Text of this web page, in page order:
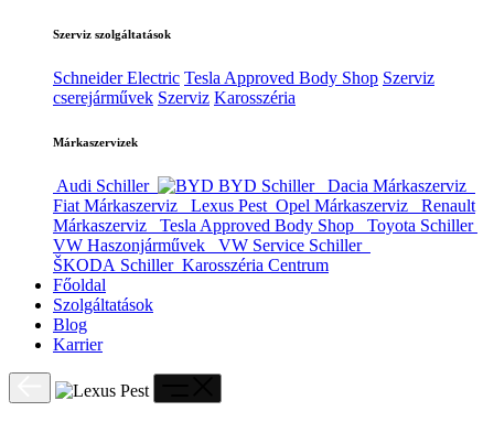
Szerviz szolgáltatások
Schneider Electric Tesla Approved Body Shop Szerviz
cserejárművek Szerviz Karosszéria
Márkaszervizek
Audi Schiller BYD Schiller
Dacia Márkaszerviz
Fiat Márkaszerviz
Lexus Pest Opel Márkaszerviz
Renault
Márkaszerviz
Tesla Approved Body Shop
Toyota Schiller
VW Haszonjárművek
VW Service Schiller
ŠKODA Schiller Karosszéria Centrum
Főoldal
Szolgáltatások
Blog
Karrier